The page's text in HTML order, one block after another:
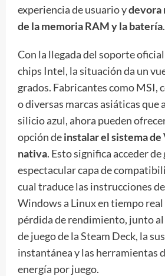
experiencia de usuario ydevora
de la memoria RAM y la batería.
Con la llegada del soporte
chips Intel, la situación da un
grados. Fabricantes como MSI,
o diversas marcas asiáticas que
silicio azul, ahora pueden
opción deinstalar el sistema de
nativa. Esto significa acceder de
espectacular capa de
cual traduce las instrucciones
Windows a Linux en tiempo real
pérdida de rendimiento, junto
de juego de la Steam Deck, la
instantánea y las herramientas
energía por juego.